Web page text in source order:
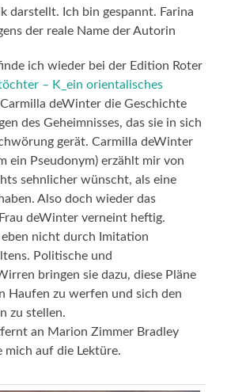
darstellt. Ich bin gespannt. Farina
der reale Name der Autorin
ich wieder bei der Edition Roter
– K_ein orientalisches
deWinter die Geschichte
des Geheimnisses, das sie in sich
gerät. Carmilla deWinter
ein Pseudonym) erzählt mir von
sehnlicher wünscht, als eine
Also doch wieder das
deWinter verneint heftig.
eben nicht durch Imitation
Politische und
bringen sie dazu, diese Pläne
Haufen zu werfen und sich den
zu stellen.
an Marion Zimmer Bradley
auf die Lektüre.